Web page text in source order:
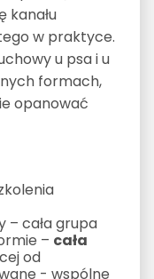
kanału
w praktyce.
u psa i u
formach,
opanować
– cała grupa
– cała
od
- wspólne